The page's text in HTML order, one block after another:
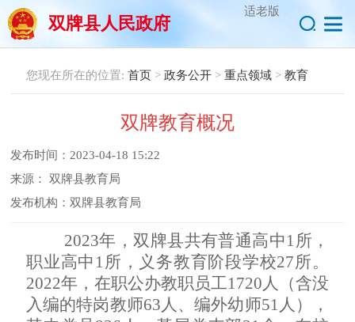
适老版
双牌县人民政府
您现在所在的位置: 首页 > 政务公开 > 重点领域 > 教育
双牌教育概况
发布时间： 2023-04-18 15:22
来源： 双牌县教育局
发布机构： 双牌县教育局
2023年，双牌县共有普通高中1所，
职业高中1所，义务教育阶段学校27所。
2022年，在职公办教职员工1720人（含没
入编的特岗教师63人、编外幼师51人），